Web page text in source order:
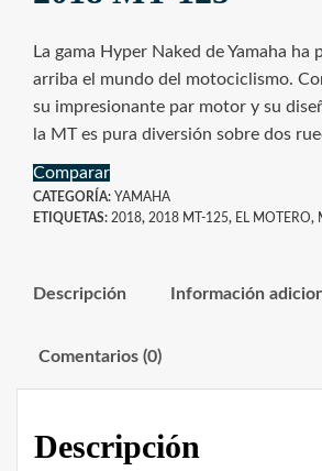
La gama Hyper Naked de Yamaha ha
arriba el mundo del motociclismo.
su impresionante par motor y su
la MT es pura diversión sobre dos
Comparar
CATEGORÍA: YAMAHA
ETIQUETAS: 2018, 2018 MT-125, EL MOTERO,
Descripción Información
Comentarios (0)
Descripción